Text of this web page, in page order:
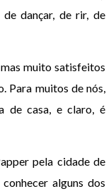
de dançar, de rir, de
muito satisfeitos
Para muitos de nós,
de casa, e claro, é
pela cidade de
alguns dos